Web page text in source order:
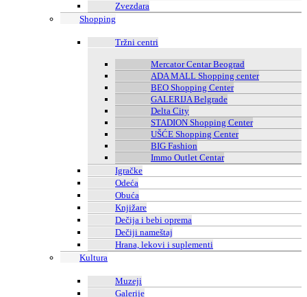
Zvezdara
Shopping
Tržni centri
Mercator Centar Beograd
ADA MALL Shopping center
BEO Shopping Center
GALERIJA Belgrade
Delta City
STADION Shopping Center
UŠĆE Shopping Center
BIG Fashion
Immo Outlet Centar
Igračke
Odeća
Obuća
Knjižare
Dečija i bebi oprema
Dečiji nameštaj
Hrana, lekovi i suplementi
Kultura
Muzeji
Galerije